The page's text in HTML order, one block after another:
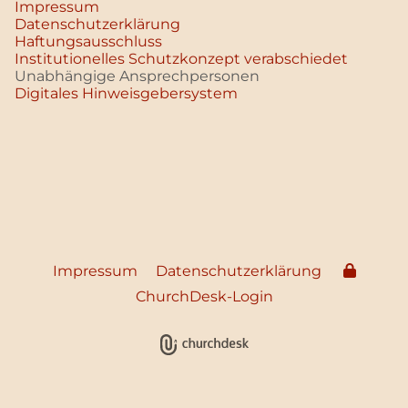
Impressum
Datenschutz­erklärung
Haftungsausschluss
Institutionelles Schutzkonzept verabschiedet
Unabhängige Ansprechpersonen
Digitales Hinweisgebersystem
Impressum
Datenschutzerklärung
ChurchDesk-Login